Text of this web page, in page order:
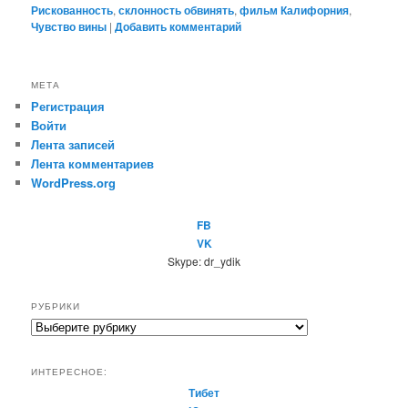
Рискованность,склонность обвинять,фильм Калифорния,
Чувство вины |Добавить комментарий
МЕТА
Регистрация
Войти
Лента записей
Лента комментариев
WordPress.org
FB
VK
Skype: dr_ydik
РУБРИКИ
Р
р
ИНТЕРЕСНОЕ:
Тибет